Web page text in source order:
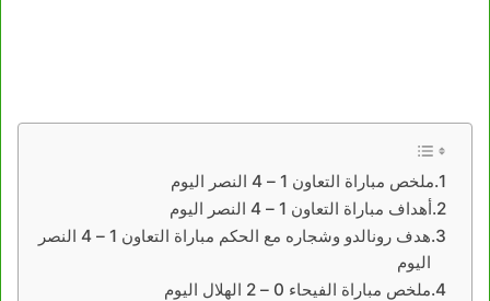
ملخص مباراة التعاون 1 – 4 النصر اليوم
أهداف مباراة التعاون 1 – 4 النصر اليوم
هدف رونالدو وشجاره مع الحكم مباراة التعاون 1 – 4 النصر
اليوم
ملخص مباراة الفيحاء 0 – 2 الهلال اليوم